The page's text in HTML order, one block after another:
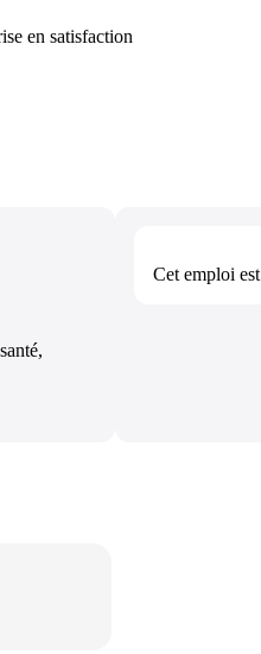
en satisfaction
Cet emploi est